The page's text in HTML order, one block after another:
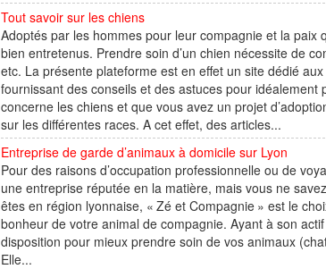
Tout savoir sur les chiens
Adoptés par les hommes pour leur compagnie et la paix
bien entretenus. Prendre soin d’un chien nécessite de
etc. La présente plateforme est en effet un site dédié
fournissant des conseils et des astuces pour
concerne les chiens et que vous avez un projet
sur les différentes races. A cet effet, des articles...
Entreprise de garde d’animaux à domicile sur Lyon
Pour des raisons d’occupation professionnelle ou de
une entreprise réputée en la matière, mais vous ne
êtes en région lyonnaise, « Zé et Compagnie » est le
bonheur de votre animal de compagnie. Ayant à son
disposition pour mieux prendre soin de vos animaux
Elle...